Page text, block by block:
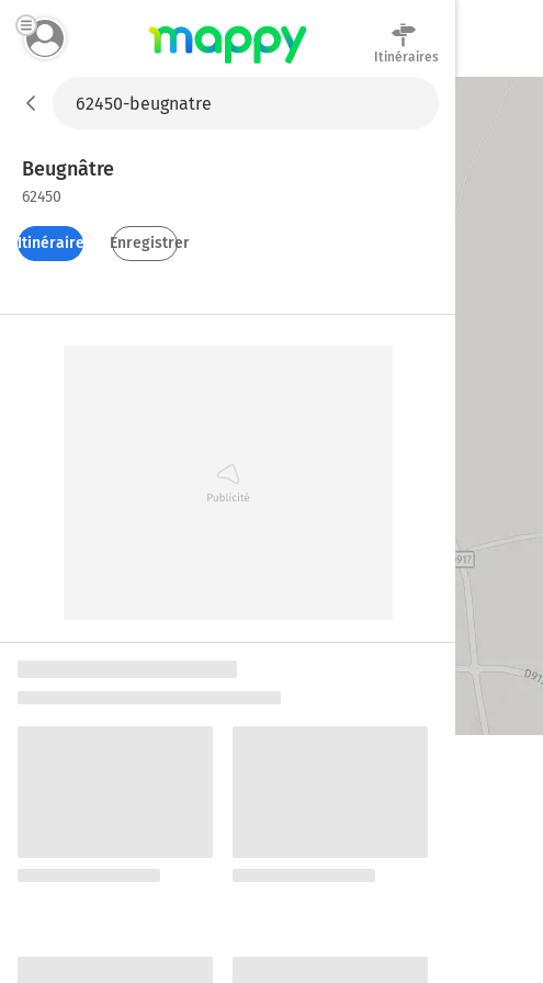
Itinéraires
Beugnâtre
62450
Itinéraires Enregistrer